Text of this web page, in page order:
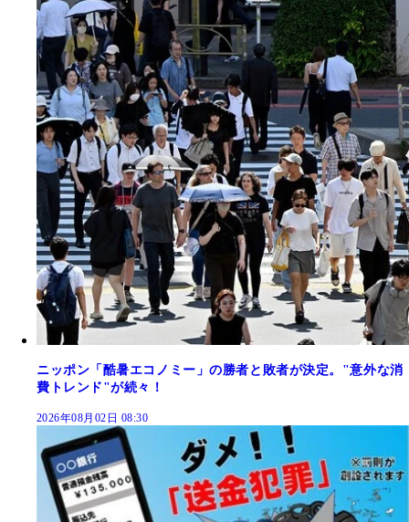
ニッポン「酷暑エコノミー」の勝者と敗者が決定。"意外な消
費トレンド"が続々！
2026年08月02日 08:30